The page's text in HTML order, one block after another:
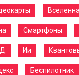
Смартфоны
Ии
Беспилотник